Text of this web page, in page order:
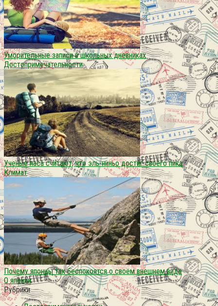
Уморительные записи в школьных дневниках
Достопримечательности
Ученые наса считают, что эль-ниньо достиг своего пика
Климат
Почему японцы так беспокоятся о своём внешнем виде
О японии
Рубрики